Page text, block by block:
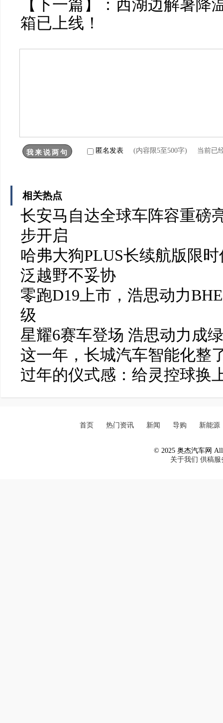
【下一篇】： 西湖边解暑降
箱已上线！
匿名发表 (内容限5至500字) 当前已
相关热点
长安马自达全球车阵容重磅
步开启
哈弗大狗PLUS长续航版限
泛越野不妥协
零跑D19上市，浩思动力
级
星耀6赛车登场 浩思动力成
这一年，长城汽车智能化整
过年的仪式感：给灵控球换
首页 热门资讯 新闻 导购 新能源
© 2025 奥杰汽车网 All
关于我们 供稿服